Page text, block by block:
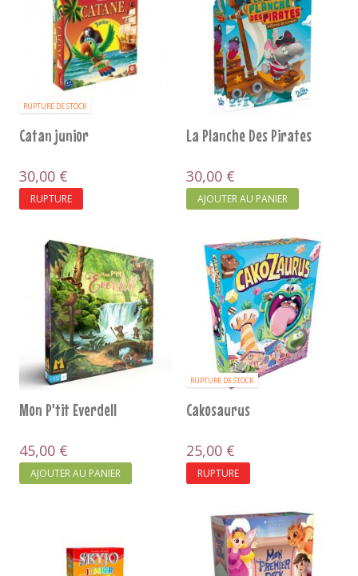
RUPTURE DE STOCK
Catan junior
30,00 €
RUPTURE
La Planche Des Pirates
30,00 €
AJOUTER AU PANIER
Mon P'tit Everdell
45,00 €
AJOUTER AU PANIER
RUPTURE DE STOCK
Cakosaurus
25,00 €
RUPTURE